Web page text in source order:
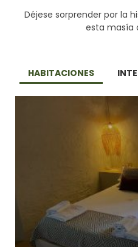
Déjese sorprender por la
esta masía
HABITACIONES